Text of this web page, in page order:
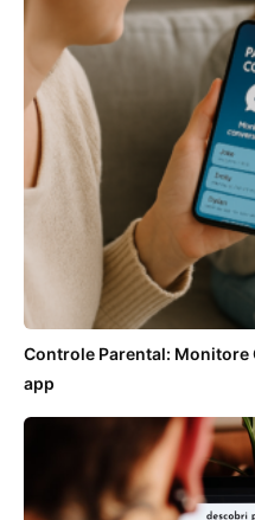
Controle Parental: Monitore
app